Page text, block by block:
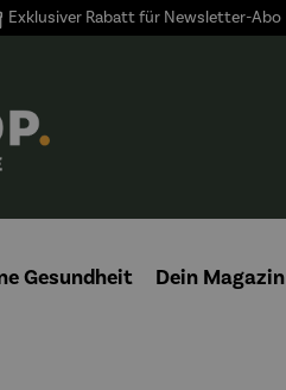
Exklusiver Rabatt für Newsletter-Abo
Gesundheit Dein Magazin